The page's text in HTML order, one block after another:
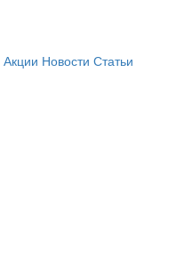
Акции Новости Статьи